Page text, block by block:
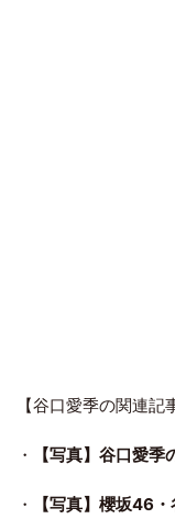
【谷口愛季の関連記
・ 【写真】谷口愛
・ 【写真】櫻坂46